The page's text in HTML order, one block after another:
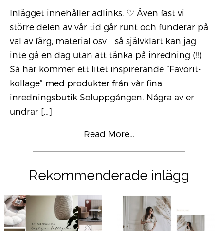
Inlägget innehåller adlinks. ♡ Även fast vi
större delen av vår tid går runt och funderar på
val av färg, material osv – så självklart kan jag
inte gå en dag utan att tänka på inredning (!!)
Så här kommer ett litet inspirerande ”Favorit-
kollage” med produkter från vår fina
inredningsbutik Soluppgången. Några av er
undrar […]
Read More…
Rekommenderade inlägg